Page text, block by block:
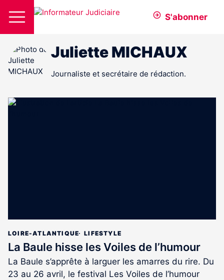
S'abonner
Juliette MICHAUX
Journaliste et secrétaire de rédaction.
LOIRE-ATLANTIQUE LIFESTYLE
La Baule hisse les Voiles de l’humour
La Baule s’apprête à larguer les amarres du rire. Du
23 au 26 avril, le festival Les Voiles de l’humour